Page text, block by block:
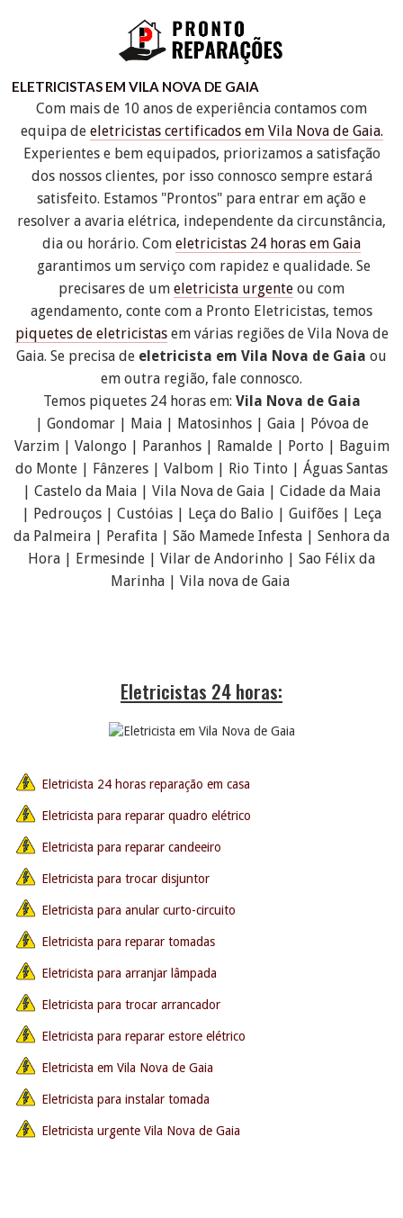
ELETRICISTAS EM VILA NOVA DE GAIA
Com mais de 10 anos de experiência contamos com
equipa de eletricistas certificados em Vila Nova de Gaia.
Experientes e bem equipados, priorizamos a satisfação
dos nossos clientes, por isso connosco sempre estará
satisfeito. Estamos "Prontos" para entrar em ação e
resolver a avaria elétrica, independente da circunstância,
dia ou horário. Com eletricistas 24 horas em Gaia
garantimos um serviço com rapidez e qualidade. Se
precisares de um eletricista urgente ou com
agendamento, conte com a Pronto Eletricistas, temos
piquetes de eletricistasem várias regiões de Vila Nova de
Gaia. Se precisa de eletricista em Vila Nova de Gaia ou
em outra região, fale connosco.
Temos piquetes 24 horas em: Vila Nova de Gaia
| Gondomar | Maia | Matosinhos | Gaia | Póvoa de
Varzim | Valongo | Paranhos | Ramalde | Porto | Baguim
do Monte | Fânzeres | Valbom | Rio Tinto | Águas Santas
| Castelo da Maia | Vila Nova de Gaia | Cidade da Maia
| Pedrouços | Custóias | Leça do Balio | Guifões | Leça
da Palmeira | Perafita | São Mamede Infesta | Senhora da
Hora | Ermesinde | Vilar de Andorinho | Sao Félix da
Marinha | Vila nova de Gaia
Eletricistas 24 horas:
Eletricista 24 horas reparação em casa
Eletricista para reparar quadro elétrico
Eletricista para reparar candeeiro
Eletricista para trocar disjuntor
Eletricista para anular curto-circuito
Eletricista para reparar tomadas
Eletricista para arranjar lâmpada
Eletricista para trocar arrancador
Eletricista para reparar estore elétrico
Eletricista em Vila Nova de Gaia
Eletricista para instalar tomada
Eletricista urgente Vila Nova de Gaia